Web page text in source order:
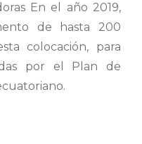
En el año 2019,
de hasta 200
colocación, para
por el Plan de